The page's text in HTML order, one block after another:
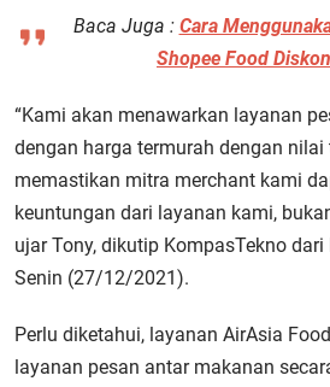
Baca Juga : Cara
Shopee Food
“Kami akan menawarkan layanan
dengan harga termurah dengan nilai
memastikan mitra merchant kami
keuntungan dari layanan kami,
ujar Tony, dikutip KompasTekno
Senin (27/12/2021).
Perlu diketahui, layanan AirAsia
layanan pesan antar makanan